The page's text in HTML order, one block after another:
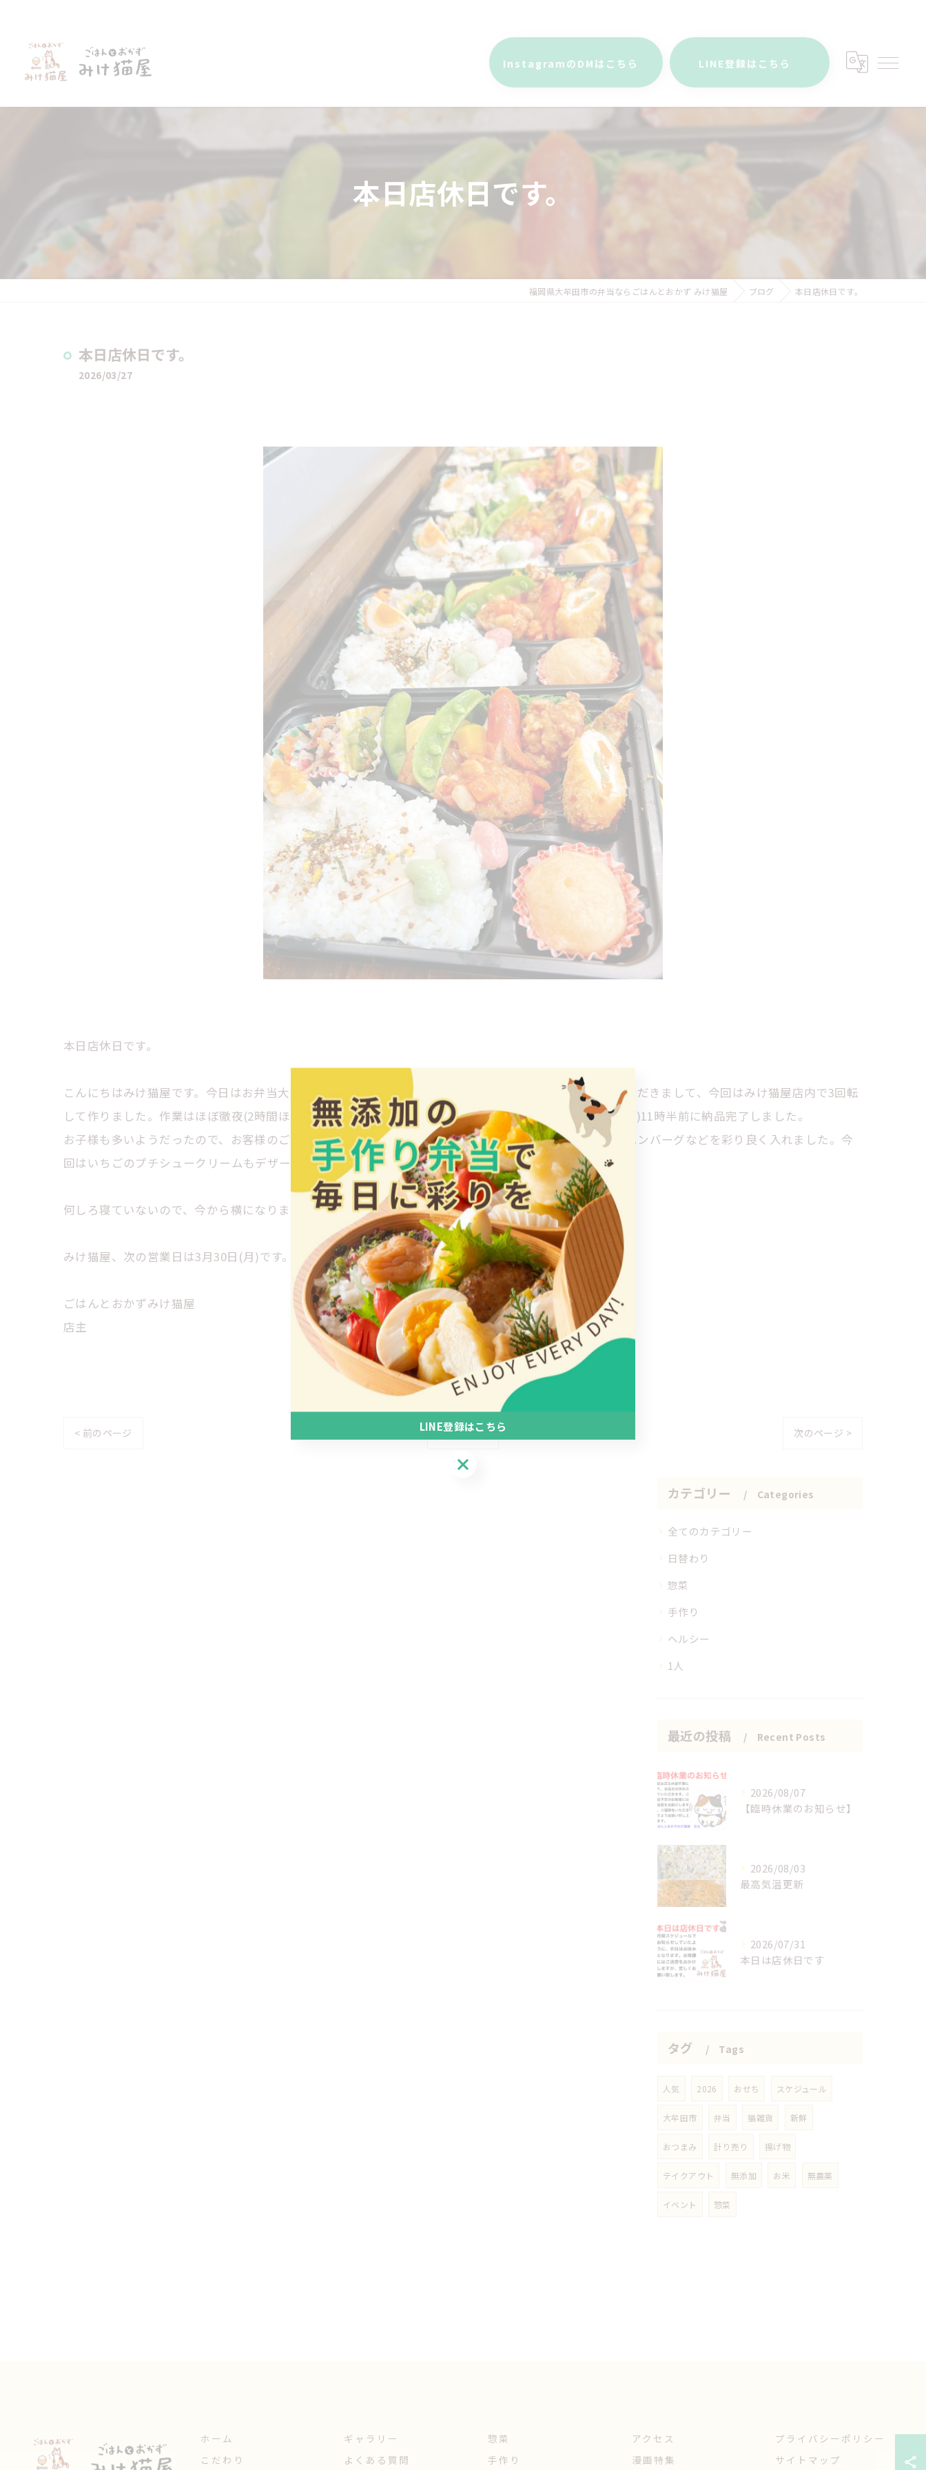
InstagramのDMはこちら LINE登録はこちら
本日店休日です。
福岡県大牟田市の弁当ならごはんとおかず みけ猫屋 ブログ 本日店休日です。
本日店休日です。
2026/03/27
本日店休日です。
こんにちはみけ猫屋です。今日はお弁当大量注文対応のため、お店はお休みです。お弁当97個の注文をいただきまして、今回はみけ猫屋店内で3回転
して作りました。作業はほぼ徹夜(2時間ほど仮眠取りましたが寝坊が怖くて目を瞑っているだけで、眠らず)11時半前に納品完了しました。
お子様も多いようだったので、お客様のご要望にお応えして、唐揚げやタコさんウィンナー、そしてミニハンバーグなどを彩り良く入れました。今
回はいちごのプチシュークリームもデザートで入れてみました。喜んでもらえたかなー？
何しろ寝ていないので、今から横になります。ぐっすり眠りたいと思います。おやすみなさい💤
みけ猫屋、次の営業日は3月30日(月)です。どうぞよろしくお願いします🙇
ごはんとおかずみけ猫屋
店主
< 前のページ 一覧に戻る 次のページ >
カテゴリー Categories
全てのカテゴリー
日替わり
惣菜
手作り
ヘルシー
1人
最近の投稿 Recent Posts
2026/08/07
【臨時休業のお知らせ】
2026/08/03
最高気温更新
2026/07/31
本日は店休日です
タグ Tags
人気 2026 おせち スケジュール
大牟田市 弁当 猫雑貨 新鮮
おつまみ 計り売り 揚げ物
テイクアウト 無添加 お米 無農薬
イベント 惣菜
ホーム
こだわり
ギャラリー
よくある質問
惣菜
手作り
アクセス
漫画特集
プライバシーポリシー
サイトマップ
LINE登録はこちら
LINE登録はこちら